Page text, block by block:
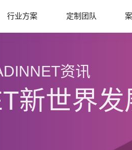
行业方案 定制团队
资讯
新世界发